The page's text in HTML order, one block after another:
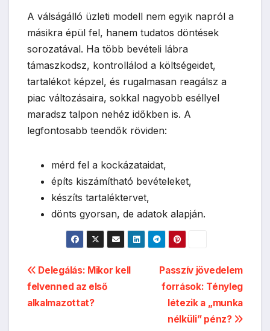
A válságálló üzleti modell nem egyik napról a
másikra épül fel, hanem tudatos döntések
sorozatával. Ha több bevételi lábra
támaszkodsz, kontrollálod a költségeidet,
tartalékot képzel, és rugalmasan reagálsz a
piac változásaira, sokkal nagyobb eséllyel
maradsz talpon nehéz időkben is. A
legfontosabb teendők röviden:
mérd fel a kockázataidat,
építs kiszámítható bevételeket,
készíts tartaléktervet,
dönts gyorsan, de adatok alapján.
Bejegyzés
navigáció
Passzív jövedelem
források: Tényleg
létezik a „munka
nélküli” pénz?
Delegálás: Mikor kell
felvenned az első
alkalmazottat?